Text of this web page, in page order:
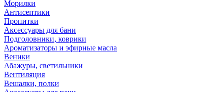
Морилки
Антисептики
Пропитки
Аксессуары для бани
Подголовники, коврики
Ароматизаторы и эфирные масла
Веники
Абажуры, светильники
Вентиляция
Вешалки, полки